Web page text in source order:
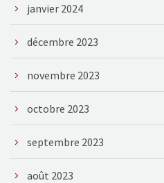
janvier 2024
décembre 2023
novembre 2023
octobre 2023
septembre 2023
août 2023